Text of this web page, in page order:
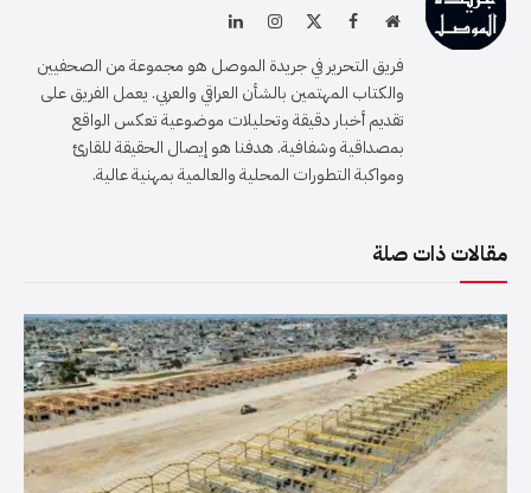
موقعفيسبوك الانستغرام
لينكدإن
فريق التحرير في جريدة الموصل هو مجموعة من الصحفيين
والكتاب المهتمين بالشأن العراقي والعربي. يعمل الفريق على
تقديم أخبار دقيقة وتحليلات موضوعية تعكس الواقع
بمصداقية وشفافية. هدفنا هو إيصال الحقيقة للقارئ
ومواكبة التطورات المحلية والعالمية بمهنية عالية.
مقالات ذات صلة